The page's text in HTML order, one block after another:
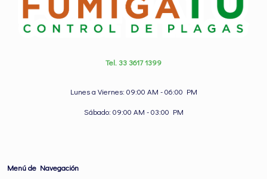
Tel. 33 3617 1399
Lunes a Viernes: 09:00 AM - 06:00 PM
Sábado: 09:00 AM - 03:00 PM
Menú de Navegación